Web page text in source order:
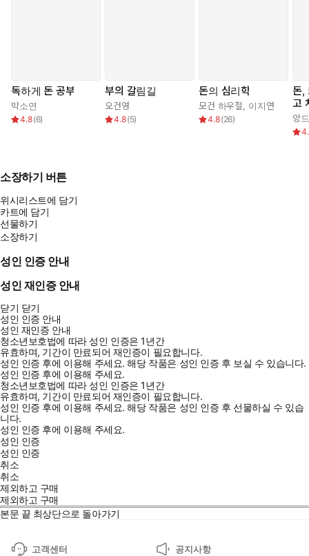
독하게 돈 공부
박소연
4.8(6)
부의 갈림길
오건영
4.8(5)
돈의 심리학
모건 하우절 이지연
4.8(26)
돈,
고
앙
소장하기 버튼
위시리스트에 담기
카트에 담기
선물하기
소장하기
성인 인증 안내
성인 재인증 안내
닫기 닫기
성인 인증 안내
성인 재인증 안내
청소년보호법에 따라 성인 인증은 1년간
유효하며, 기간이 만료되어 재인증이 필요합니다.
성인 인증 후에 이용해 주세요.해당 작품은 성인 인증 후 보실 수 있습니다.
성인 인증 후에 이용해 주세요.
청소년보호법에 따라 성인 인증은 1년간
유효하며, 기간이 만료되어 재인증이 필요합니다.
성인 인증 후에 이용해 주세요.해당 작품은 성인 인증 후 선물하실 수 있습
니다.
성인 인증 후에 이용해 주세요.
성인 인증
성인 인증
취소
취소
제외하고 구매
제외하고 구매
본문 끝 최상단으로 돌아가기
고객센터 공지사항